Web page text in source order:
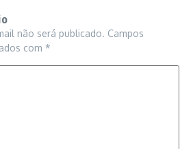
não será publicado. Campos
com *